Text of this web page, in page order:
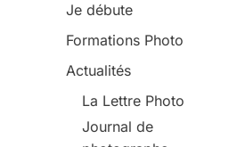
Je débute
Formations Photo
Actualités
La Lettre Photo
Journal de